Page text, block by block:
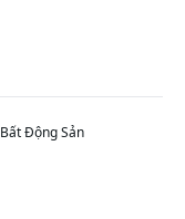
Bất Động Sản